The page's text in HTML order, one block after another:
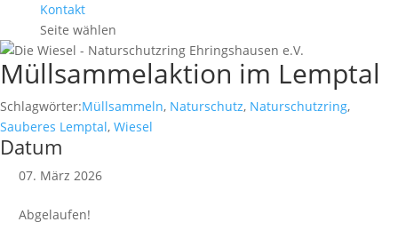
Kontakt
Seite wählen
Müllsammelaktion im Lemptal
Schlagwörter:Müllsammeln, Naturschutz, Naturschutzring,
Sauberes Lemptal, Wiesel
Datum
07. März 2026
Abgelaufen!